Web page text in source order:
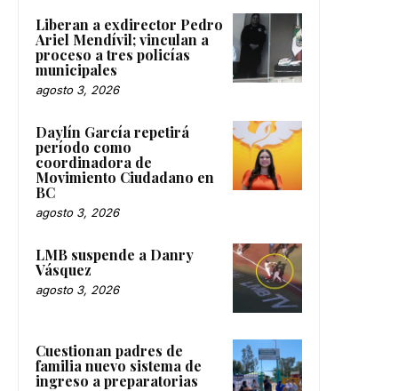
Liberan a exdirector Pedro
Ariel Mendívil; vinculan a
proceso a tres policías
municipales
agosto 3, 2026
Daylín García repetirá
período como
coordinadora de
Movimiento Ciudadano en
BC
agosto 3, 2026
LMB suspende a Danry
Vásquez
agosto 3, 2026
Cuestionan padres de
familia nuevo sistema de
ingreso a preparatorias